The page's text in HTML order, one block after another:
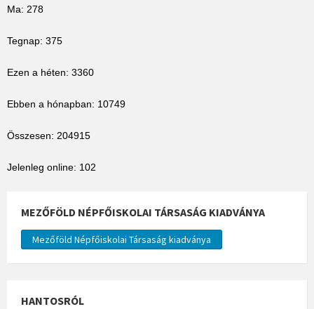
Ma: 278
Tegnap: 375
Ezen a héten: 3360
Ebben a hónapban: 10749
Összesen: 204915
Jelenleg online: 102
MEZŐFÖLD NÉPFŐISKOLAI TÁRSASÁG KIADVÁNYA
Mezőföld Népfőiskolai Társaság kiadványa
HANTOSRÓL